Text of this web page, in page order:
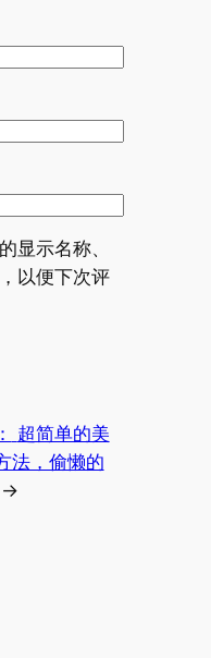
显示名称、
以便下次评
超简单的美
法，偷懒的
→